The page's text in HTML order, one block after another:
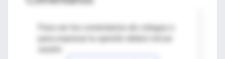
Para ver los comentarios de colegas o